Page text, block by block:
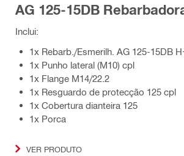
AG 125-15DB
Inclui:
1x Rebarb./Esmerilh. AG 125-15DB
1x Punho lateral (M10) cpl
1x Flange M14/22.2
1x Resguardo de protecção 125 cpl
1x Cobertura dianteira 125
1x Porca
VER PRODUTO